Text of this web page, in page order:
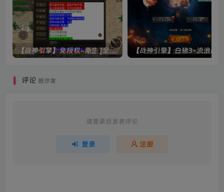
【战神引擎】免授权-原生 [全屏自动拾取] 插件 + 配置教程（更新修复版，具体自测）
评论 抢沙发
请登录后发表评论
登录 注册